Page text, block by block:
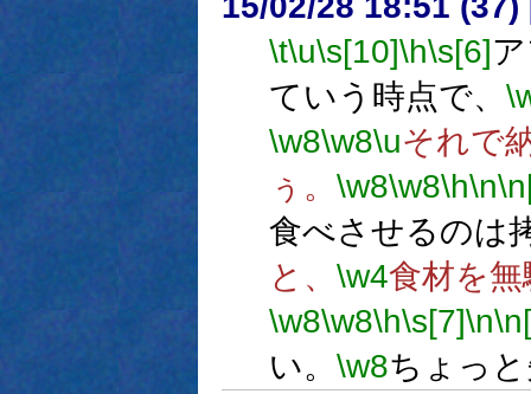
\t\u\s[10]\h\s[6]
ていう時点で、
\w8\w8\uそれで
ぅ。 \w8\w8\h\n
食べさせるのは
と、 \w4食材を
\w8\w8\h\s[7]\n
い。 \w8ちょっ